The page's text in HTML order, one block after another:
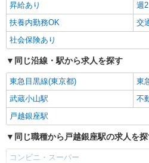
昇給あり
週
扶養内勤務OK
交
社会保険あり
同じ沿線・駅から求人を探す
東急目黒線(東京都)
東
武蔵小山駅
不
戸越銀座駅
同じ職種から戸越銀座駅の求人を
コンビニ・スーパー